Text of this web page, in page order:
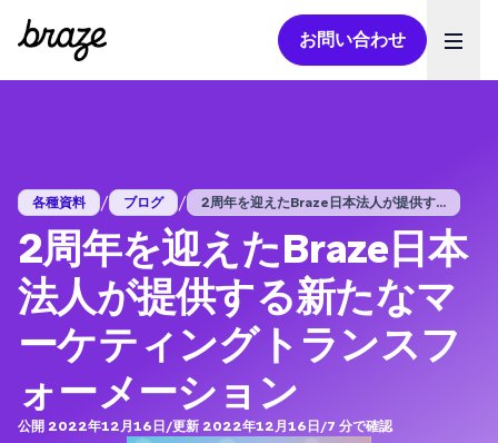
お問い合わせ
各種資料 / ブログ / ２周年を迎えたBraze日本法人が提供す...
２周年を迎えたBraze日本
法人が提供する新たなマ
ーケティングトランスフ
ォーメーション
公開 2022年12月16日/更新 2022年12月16日/7 分で確認